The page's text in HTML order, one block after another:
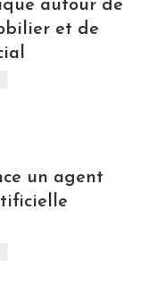
autour de
et de
un agent